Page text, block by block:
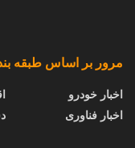
مرور بر اساس طبقه
اخبار خودرو
اخبار فناوری